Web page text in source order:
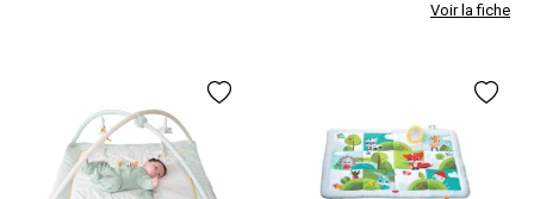
Voir la fiche